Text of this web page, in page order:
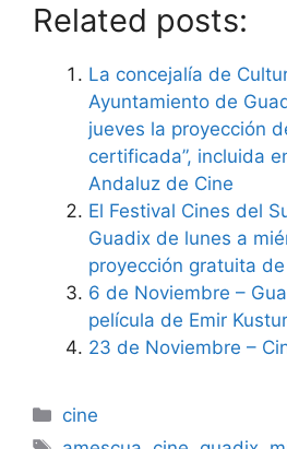
Related posts:
La concejalía de
Ayuntamiento de
jueves la proyección
certificada”, incluida
Andaluz de Cine
El Festival Cines del
Guadix de lunes a
proyección gratuita
6 de Noviembre –
película de Emir
23 de Noviembre –
Categorías
cine
Etiquetas